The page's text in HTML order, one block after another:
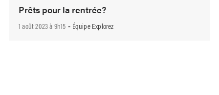
Prêts pour la rentrée?
1 août 2023 à 9h15 - Équipe Explorez